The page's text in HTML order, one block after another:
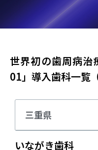
世界初の歯周病治
01」導入歯科一覧
三重県
いながき歯科